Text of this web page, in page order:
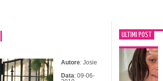
Autore: Josie
Data: 09-06-
ULTIMI POST